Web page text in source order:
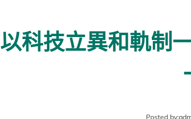
以科技立異和軌制
Posted by: